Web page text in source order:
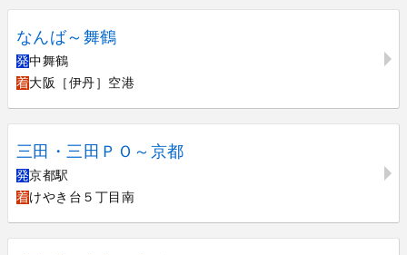
なんば～舞鶴
発中舞鶴
着大阪［伊丹］空港
三田・三田ＰＯ～京都
発京都駅
着けやき台５丁目南